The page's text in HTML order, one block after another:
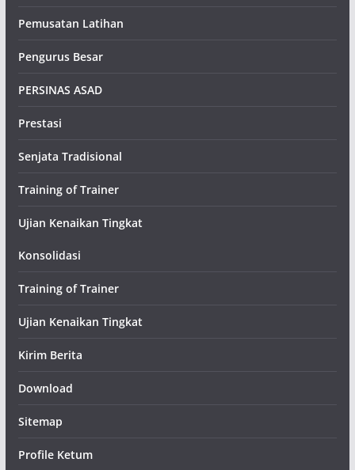
Pemusatan Latihan
Pengurus Besar
PERSINAS ASAD
Prestasi
Senjata Tradisional
Training of Trainer
Ujian Kenaikan Tingkat
Konsolidasi
Training of Trainer
Ujian Kenaikan Tingkat
Kirim Berita
Download
Sitemap
Profile Ketum